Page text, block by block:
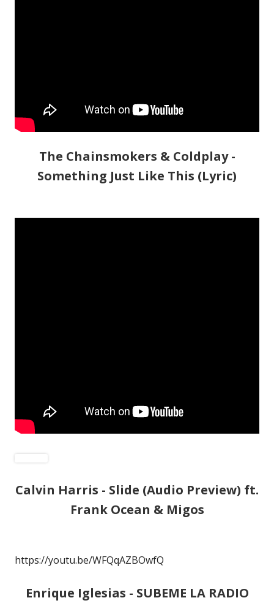
The Chainsmokers & Coldplay -
Something Just Like This (Lyric)
Calvin Harris - Slide (Audio Preview) ft.
Frank Ocean & Migos
https://youtu.be/WFQqAZBOwfQ
Enrique Iglesias - SUBEME LA RADIO